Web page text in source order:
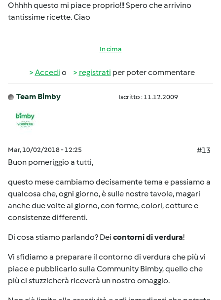
Ohhhh questo mi piace proprio!!! Spero che arrivino
tantissime ricette. Ciao
In cima
Accedi o registrati per poter commentare
Team Bimby Iscritto : 11.12.2009
Mar, 10/02/2018 - 12:25
#13
Buon pomeriggio a tutti,
questo mese cambiamo decisamente tema e passiamo a
qualcosa che, ogni giorno, è sulle nostre tavole, magari
anche due volte al giorno, con forme, colori, cotture e
consistenze differenti.
Di cosa stiamo parlando? Dei contorni di verdura!
Vi sfidiamo a preparare il contorno di verdura che più vi
piace e pubblicarlo sulla Community Bimby, quello che
più ci stuzzicherà riceverà un nostro omaggio.